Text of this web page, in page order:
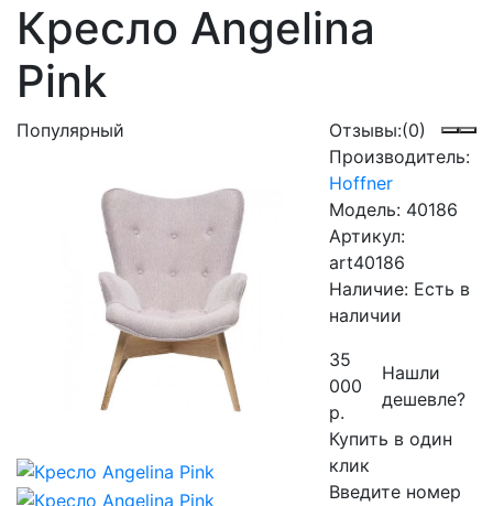
Кресло Angelina
Pink
Популярный Отзывы:(0)
Производитель:
Hoffner
Модель: 40186
Артикул:
art40186
Наличие: Есть в
наличии
35
000
р.
Нашли
дешевле?
Купить в один
клик
Введите номер